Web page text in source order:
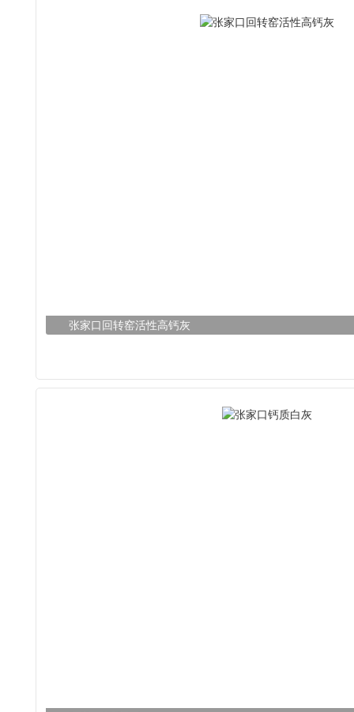
张家口回转窑活性高钙灰